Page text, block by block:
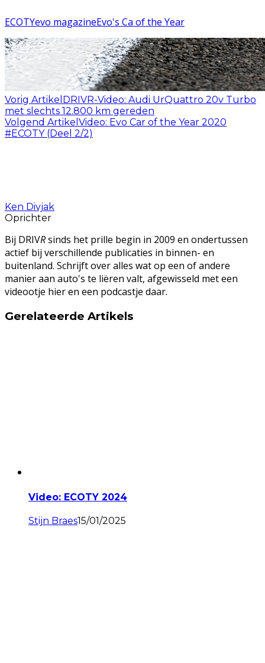
ECOTYevo magazineEvo's Ca of the Year
Vorig Artikel DRIVR-Video: Audi UrQuattro 20v Turbo
met slechts 12.800 km gereden
Volgend Artikel Video: Evo Car of the Year 2020
#ECOTY (Deel 2/2)
Ken Divjak
Oprichter
Bij DRIVRsinds het prille begin in 2009 en ondertussen
actief bij verschillende publicaties in binnen- en
buitenland. Schrijft over alles wat op een of andere
manier aan auto's te liëren valt, afgewisseld met een
videootje hier en een podcastje daar.
Gerelateerde Artikels
Video: ECOTY 2024
Stijn Braes15/01/2025